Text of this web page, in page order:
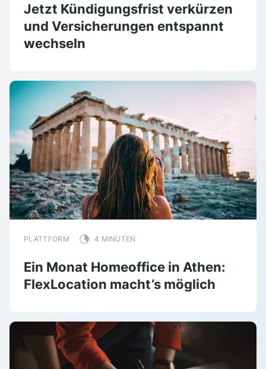
Jetzt Kündigungsfrist verkürzen
und Versicherungen entspannt
wechseln
PLATTFORM 4 MINUTEN
Ein Monat Homeoffice in Athen:
FlexLocation macht’s möglich